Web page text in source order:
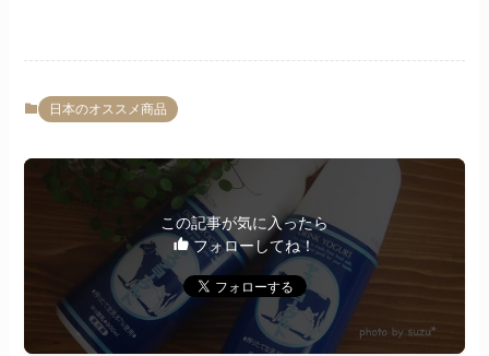
日本のオススメ商品
この記事が気に入ったら
フォローしてね！